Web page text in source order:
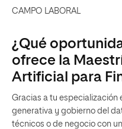
CAMPO LABORAL
¿Qué
ofrece la
Artificial para
Gracias a tu especialización
generativa y gobierno del
técnicos o de negocio con